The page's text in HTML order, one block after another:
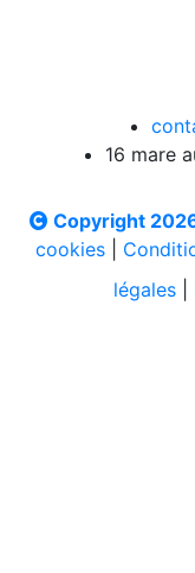
16 mare
Copyright
cookies|
légales